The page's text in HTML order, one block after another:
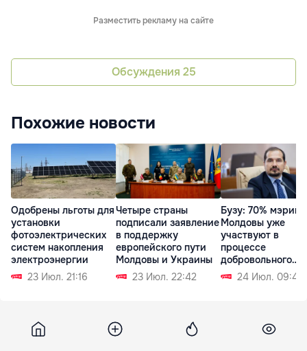
Разместить рекламу на сайте
Обсуждения 25
Похожие новости
Одобрены льготы для
установки
фотоэлектрических
систем накопления
электроэнергии
23 Июл. 21:16
Четыре страны
подписали заявление
в поддержку
европейского пути
Молдовы и Украины
23 Июл. 22:42
Бузу: 70% мэрий
Молдовы уже
участвуют в
процессе
добровольного
объединения
24 Июл. 09:43
Moldpres 4 апреля 2023, 16:27 7 869